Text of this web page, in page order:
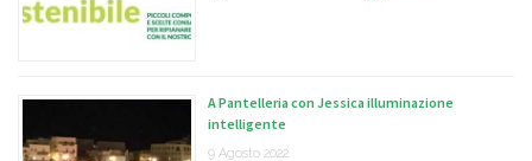
A Pantelleria con Jessica illuminazione
intelligente
9 Agosto 2022